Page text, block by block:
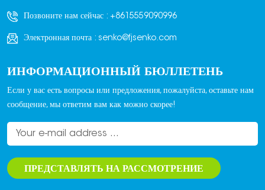
соответствии с
конкретными размерами
производства
определенного типа
кирпича.
Позвоните нам сейчас : +8615559090996
Электронная почта : senko@fjsenko.com
ИНФОРМАЦИОННЫЙ БЮЛЛЕТЕНЬ
Если у вас есть вопросы или предложения, пожалуйста, оставьте нам
сообщение, мы ответим вам как можно скорее!
ПРЕДСТАВЛЯТЬ НА РАССМОТРЕНИЕ